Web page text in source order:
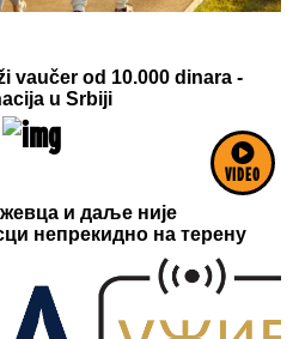
VIDEO
vaučer od 10.000 dinara -
u Srbiji
и даље није
непрекидно на терену